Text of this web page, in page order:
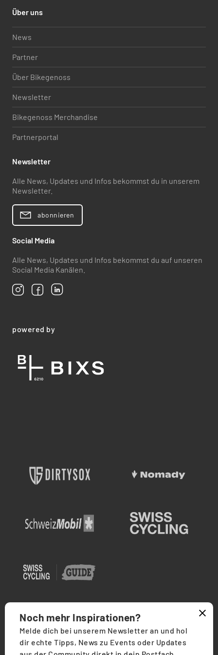
Noch mehr Inspirationen?
Melde dich bei unserem Newsletter an und hol
dir echte Tipps, News zu Events oder Updates
Über uns
News
Partner
Über Bikegenoss
Newsletter
Bikegenoss Merchandise
Partnerportal
Newsletter
Alle News, Updates und Infos bekommst du in unserem
Newsletter.
abonnieren
Social Media
Alle News, Updates und Infos bekommst du auf unseren
Social Media Kanälen.
powered by
AGB Datenschutz · Impressum · Bikegenoss